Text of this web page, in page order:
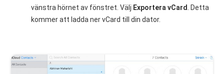
vänstra hörnet av fönstret. Välj Exportera vCard
. Detta
kommer att ladda ner vCard till din dator.